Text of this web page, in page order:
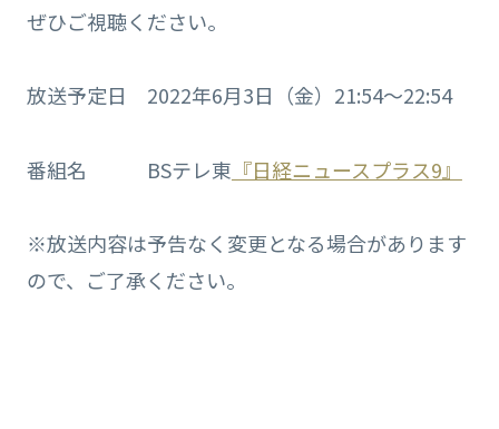
ぜひご視聴ください。
放送予定日 2022年6月3日（金）21:54〜22:54
番組名 BSテレ東 『日経ニュースプラス9』
※放送内容は予告なく変更となる場合があります
ので、ご了承ください。